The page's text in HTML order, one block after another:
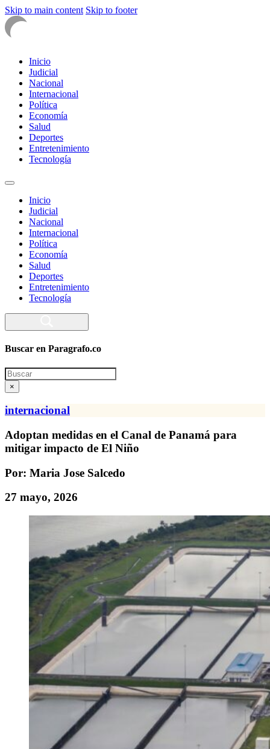
Skip to main content Skip to footer
Inicio
Judicial
Nacional
Internacional
Política
Economía
Salud
Deportes
Entretenimiento
Tecnología
Inicio
Judicial
Nacional
Internacional
Política
Economía
Salud
Deportes
Entretenimiento
Tecnología
Buscar en Paragrafo.co
Search
×
internacional
Adoptan medidas en el Canal de Panamá para
mitigar impacto de El Niño
Por: Maria Jose Salcedo
27 mayo, 2026